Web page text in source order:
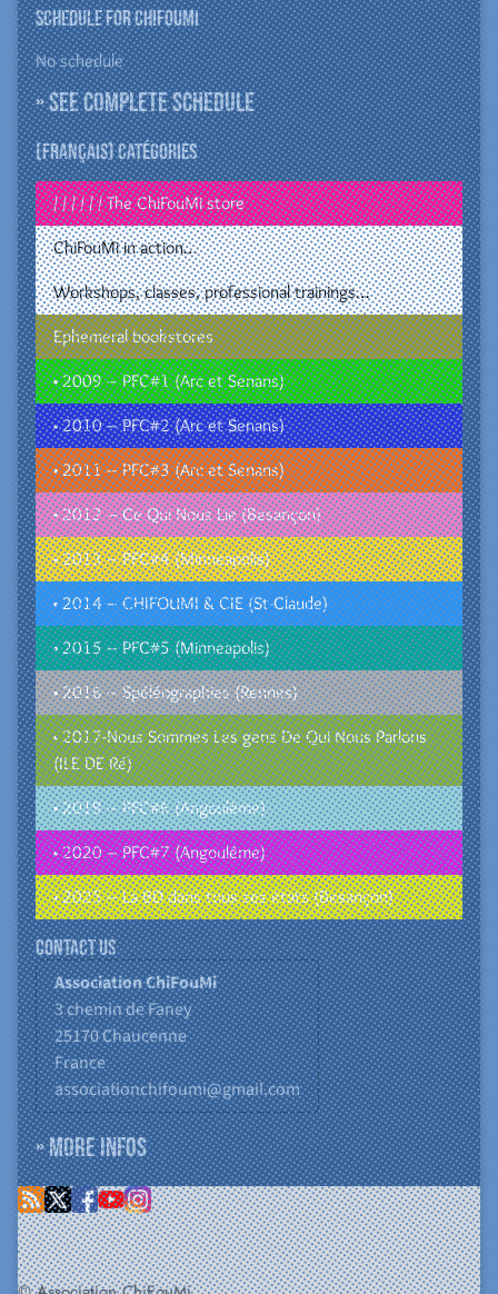
Schedule for ChiFouMi
No schedule
» See complete schedule
(Français) Catégories
/ / / / / / The ChiFouMi store
ChiFouMi in action…
Workshops, classes, professional trainings…
Ephemeral bookstores
• 2009 – PFC#1 (Arc et Senans)
• 2010 – PFC#2 (Arc et Senans)
• 2011 – PFC#3 (Arc et Senans)
• 2012 – Ce Qui Nous Lie (Besançon)
• 2013 – PFC#4 (Minneapolis)
• 2014 – CHIFOUMI & CIE (St-Claude)
• 2015 – PFC#5 (Minneapolis)
• 2016 – Spéléographies (Rennes)
• 2017-Nous Sommes Les gens De Qui Nous Parlons
(ILE DE Ré)
• 2019 – PFC#6 (Angoulême)
• 2020 – PFC#7 (Angoulême)
• 2025 – La BD dans tous ses états (Besançon)
Contact us
Association ChiFouMi
3 chemin de Faney
25170Chaucenne
France
associationchifoumi@gmail.com
» More infos